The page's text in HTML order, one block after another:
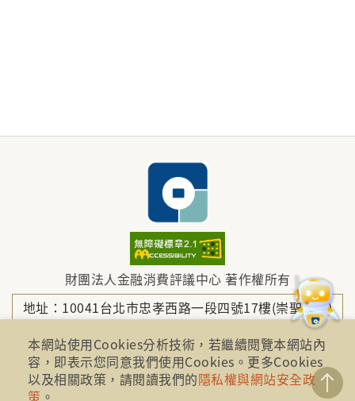
財團法人金融消費評議中心 著作權所有
地址：10041台北市忠孝西路一段四號17樓(崇聖大樓)
電話：886-2-2316-1288
本網站使用Cookies分析技術，若繼續閱覽本網站內
容，即表示您同意我們使用Cookies。更多Cookies
以及相關政策，請閱讀我們的隱私權與網站安全政
策 。